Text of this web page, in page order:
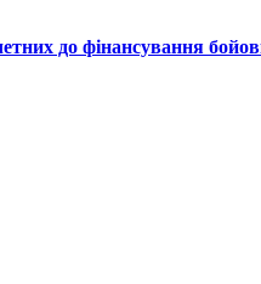
до фінансування